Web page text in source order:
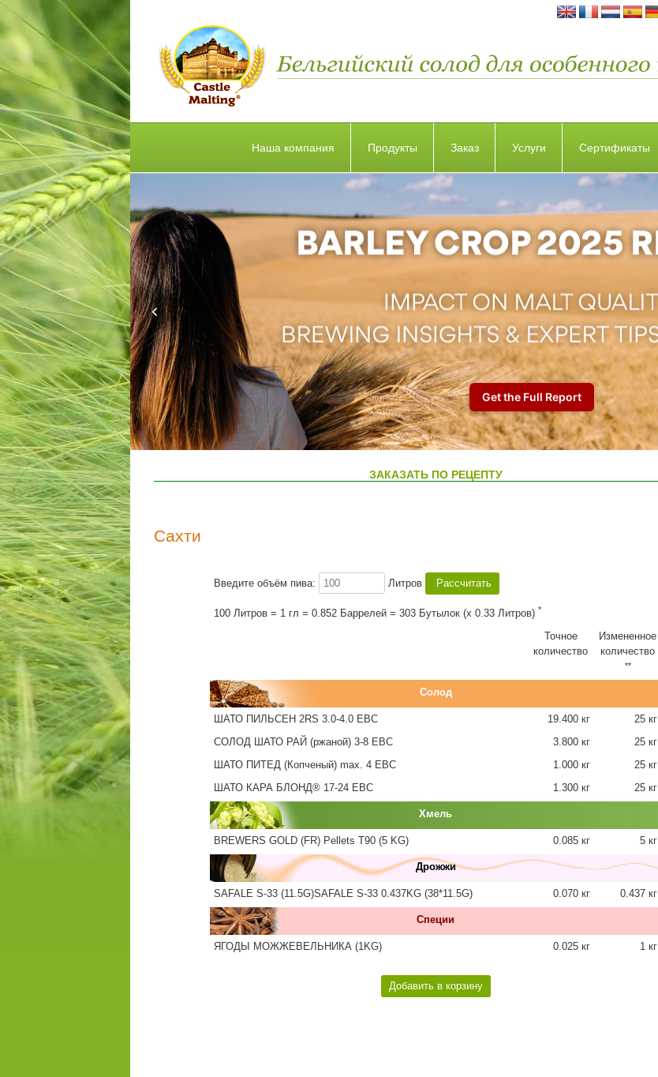
Наша компания Продукты Заказ Услуги Сертификаты
ЗАКАЗАТЬ ПО РЕЦЕПТУ
Сахти
Введите объём пива: Литров
100 Литров = 1 гл = 0.852 Баррелей = 303 Бутылок (x 0.33 Литров) *
Точное
количество
Измененное
количество
**
Солод
ШАТО ПИЛЬСЕН 2RS 3.0-4.0 EBC 19.400 кг
25 кг
СОЛОД ШАТО РАЙ (ржаной) 3-8 EBC
3.800 кг
25 кг
ШАТО ПИТЕД (Копченый) max. 4 EBC
1.000 кг
25 кг
ШАТО КАРА БЛОНД® 17-24 EBC
1.300 кг 25 кг
Хмель
BREWERS GOLD (FR) Pellets T90 (5 KG) 0.085 кг 5 кг
Дрожжи
SAFALE S-33 (11.5G)SAFALE S-33 0.437KG (38*11.5G) 0.070 кг 0.437 кг
Cпеции
ЯГОДЫ МОЖЖЕВЕЛЬНИКА (1KG) 0.025 кг 1 кг